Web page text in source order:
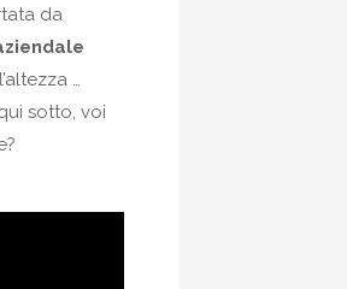
da
…
sotto, voi